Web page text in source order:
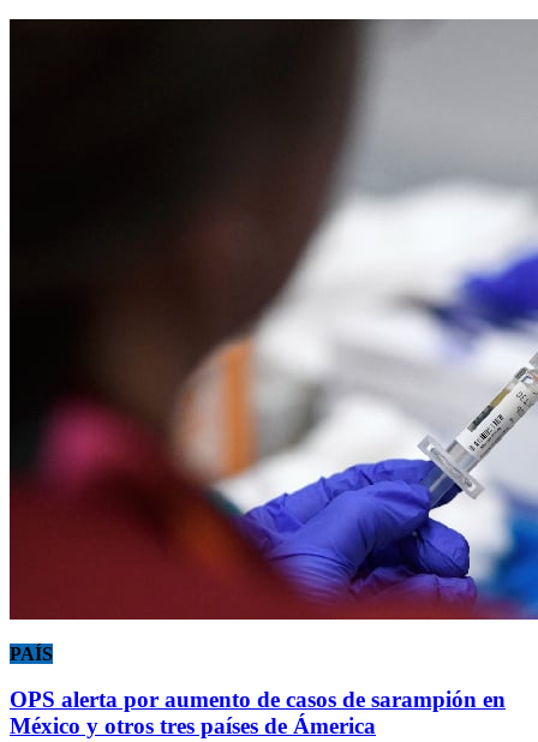
PAÍS
OPS alerta por aumento de casos de sarampión en
México y otros tres países de Ámerica